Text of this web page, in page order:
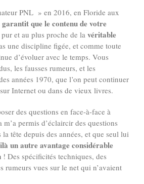
PNL » en 2016, en Floride aux
garantit que le contenu de votre
et au plus proche de la véritable
une discipline figée, et comme toute
d’évoluer avec le temps. Vous
les fausses rumeurs, et les
années 1970, que l’on peut continuer
Internet ou dans de vieux livres.
des questions en face-à-face à
permis d’éclaircir des questions
tête depuis des années, et que seul lui
un autre avantage considérable
! Des spécificités techniques, des
rumeurs vues sur le net qui n’avaient